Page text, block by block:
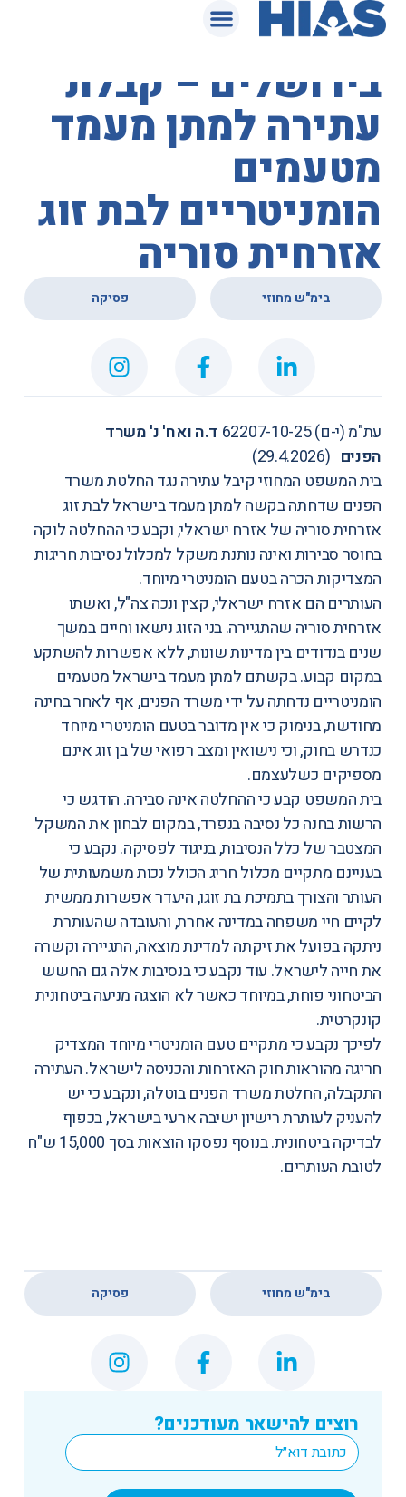
המאגר המשפטי
בית המשפט המחוזי
בירושלים – קבלת
עתירה למתן מעמד
מטעמים
הומניטריים לבת זוג
אזרחית סוריה
בימ"ש מחוזי פסיקה
עת"מ (י-ם) 62207-10-25
ד.ה ואח' נ' משרד
הפנים (29.4.2026)
בית המשפט המחוזי קיבל עתירה נגד החלטת משרד
הפנים שדחתה בקשה למתן מעמד בישראל לבת זוג
אזרחית סוריה של אזרח ישראלי, וקבע כי ההחלטה לוקה
בחוסר סבירות ואינה נותנת משקל למכלול נסיבות חריגות
המצדיקות הכרה בטעם הומניטרי מיוחד.
העותרים הם אזרח ישראלי, קצין ונכה צה"ל, ואשתו
אזרחית סוריה שהתגיירה. בני הזוג נישאו וחיים במשך
שנים בנדודים בין מדינות שונות, ללא אפשרות להשתקע
במקום קבוע. בקשתם למתן מעמד בישראל מטעמים
הומניטריים נדחתה על ידי משרד הפנים, אף לאחר בחינה
מחודשת, בנימוק כי אין מדובר בטעם הומניטרי מיוחד
כנדרש בחוק, וכי נישואין ומצב רפואי של בן זוג אינם
מספיקים כשלעצמם.
בית המשפט קבע כי ההחלטה אינה סבירה. הודגש כי
הרשות בחנה כל נסיבה בנפרד, במקום לבחון את המשקל
המצטבר של כלל הנסיבות, בניגוד לפסיקה. נקבע כי
בעניינם מתקיים מכלול חריג הכולל נכות משמעותית של
העותר והצורך בתמיכת בת זוגו, היעדר אפשרות ממשית
לקיים חיי משפחה במדינה אחרת, והעובדה שהעותרת
ניתקה בפועל את זיקתה למדינת מוצאה, התגיירה וקשרה
את חייה לישראל. עוד נקבע כי בנסיבות אלה גם החשש
הביטחוני פוחת, במיוחד כאשר לא הוצגה מניעה ביטחונית
קונקרטית.
לפיכך נקבע כי מתקיים טעם הומניטרי מיוחד המצדיק
חריגה מהוראות חוק האזרחות והכניסה לישראל. העתירה
התקבלה, החלטת משרד הפנים בוטלה, ונקבע כי יש
להעניק לעותרת רישיון ישיבה ארעי בישראל, בכפוף
לבדיקה ביטחונית. בנוסף נפסקו הוצאות בסך 15,000 ש"ח
לטובת העותרים.
רוצים להישאר מעודכנים?
Email
*
בימ"ש מחוזי פסיקה